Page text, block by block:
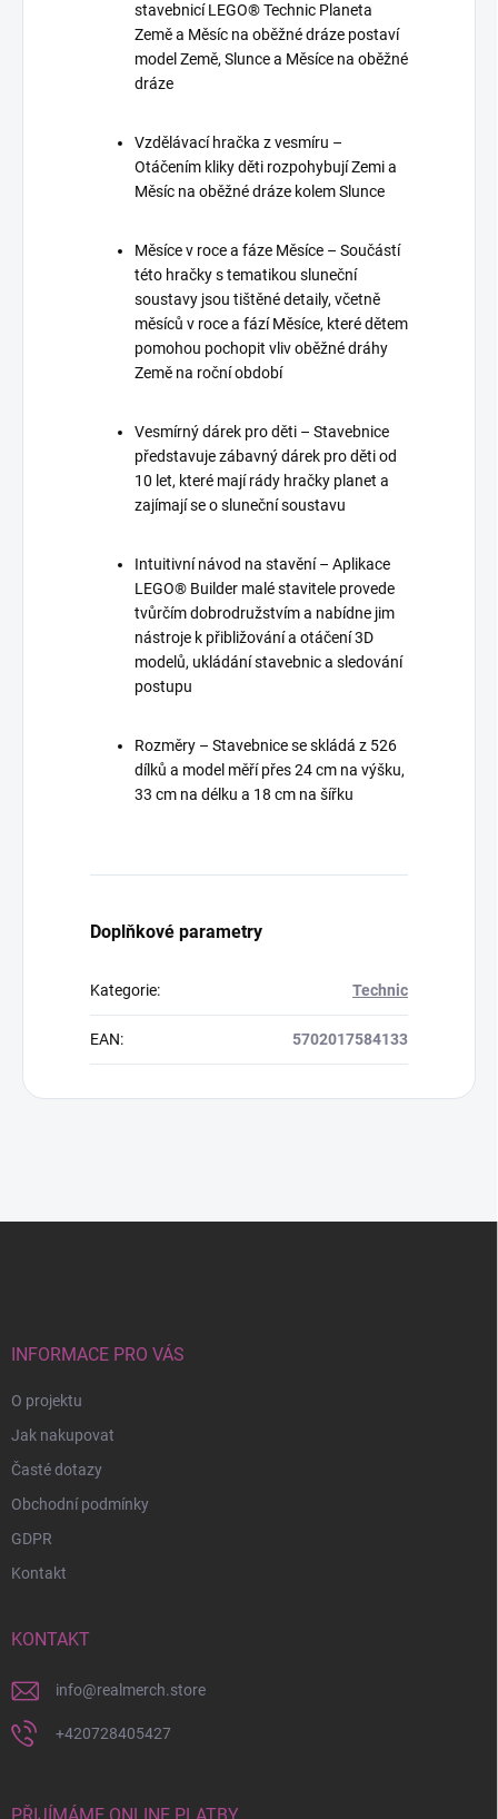
stavebnicí LEGO® Technic Planeta
Země a Měsíc na oběžné dráze postaví
model Země, Slunce a Měsíce na oběžné
dráze
Vzdělávací hračka z vesmíru –
Otáčením kliky děti rozpohybují Zemi a
Měsíc na oběžné dráze kolem Slunce
Měsíce v roce a fáze Měsíce – Součástí
této hračky s tematikou sluneční
soustavy jsou tištěné detaily, včetně
měsíců v roce a fází Měsíce, které dětem
pomohou pochopit vliv oběžné dráhy
Země na roční období
Vesmírný dárek pro děti – Stavebnice
představuje zábavný dárek pro děti od
10 let, které mají rády hračky planet a
zajímají se o sluneční soustavu
Intuitivní návod na stavění – Aplikace
LEGO® Builder malé stavitele provede
tvůrčím dobrodružstvím a nabídne jim
nástroje k přibližování a otáčení 3D
modelů, ukládání stavebnic a sledování
postupu
Rozměry – Stavebnice se skládá z 526
dílků a model měří přes 24 cm na výšku,
33 cm na délku a 18 cm na šířku
Doplňkové parametry
Kategorie: Technic
EAN: 5702017584133
INFORMACE PRO VÁS
O projektu
Jak nakupovat
Časté dotazy
Obchodní podmínky
GDPR
Kontakt
KONTAKT
info@realmerch.store
+420728405427